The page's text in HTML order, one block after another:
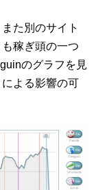
た別のサイト
稼ぎ頭の一つ
のグラフを見
よる影響の可